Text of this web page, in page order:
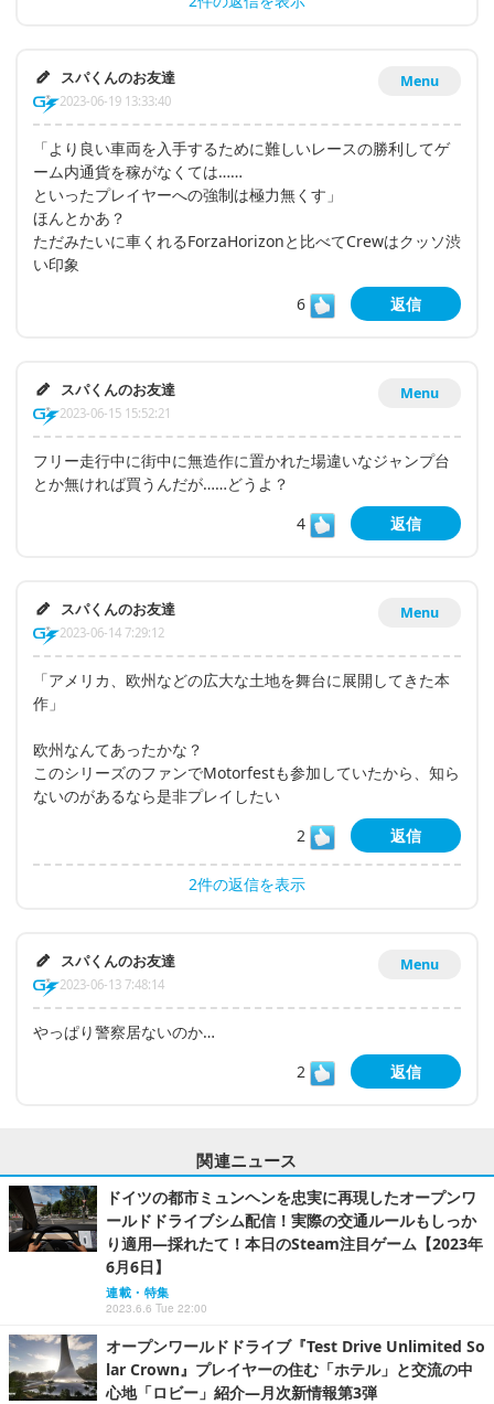
Menu
スパくんのお友達
2023-06-19 13:33:40
「より良い車両を入手するために難しいレースの勝利してゲ
ーム内通貨を稼がなくては……
といったプレイヤーへの強制は極力無くす」
ほんとかあ？
ただみたいに車くれるForzaHorizonと比べてCrewはクッソ渋
い印象
6
返信
Menu
スパくんのお友達
2023-06-15 15:52:21
フリー走行中に街中に無造作に置かれた場違いなジャンプ台
とか無ければ買うんだが……どうよ？
4
返信
Menu
スパくんのお友達
2023-06-14 7:29:12
「アメリカ、欧州などの広大な土地を舞台に展開してきた本
作」
欧州なんてあったかな？
このシリーズのファンでMotorfestも参加していたから、知ら
ないのがあるなら是非プレイしたい
2
返信
2件の返信を表示
Menu
スパくんのお友達
2023-06-13 7:48:14
やっぱり警察居ないのか…
2
返信
関連ニュース
ドイツの都市ミュンヘンを忠実に再現したオープンワ
ールドドライブシム配信！実際の交通ルールもしっか
り適用―採れたて！本日のSteam注目ゲーム【2023年
6月6日】
連載・特集
2023.6.6 Tue 22:00
オープンワールドドライブ『Test Drive Unlimited So
lar Crown』プレイヤーの住む「ホテル」と交流の中
心地「ロビー」紹介―月次新情報第3弾